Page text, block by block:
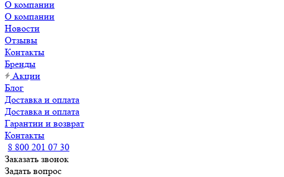
О компании
О компании
Новости
Отзывы
Контакты
Бренды
Акции
Блог
Доставка и оплата
Доставка и оплата
Гарантии и возврат
Контакты
8 800 201 07 30
Заказать звонок
Задать вопрос